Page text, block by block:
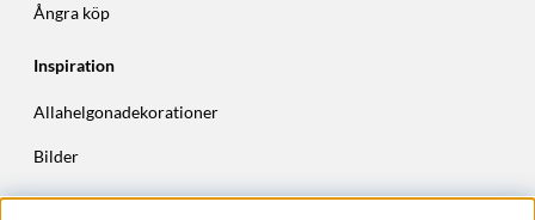
Ångra köp
Inspiration
Allahelgonadekorationer
Bilder
Höstkransar